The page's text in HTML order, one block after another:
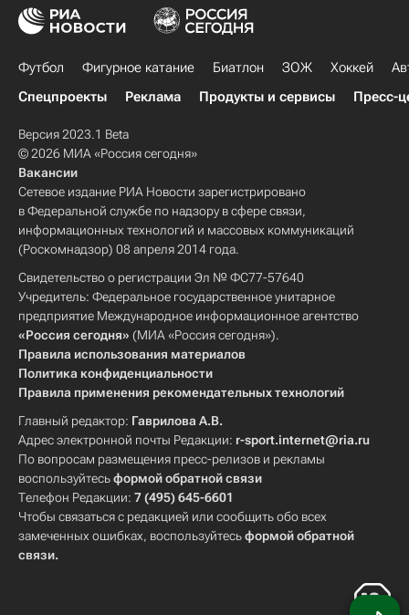
Футбол Фигурное катание Биатлон ЗОЖ Хоккей
Спецпроекты
Реклама Продукты и сервисы Пресс-
Версия 2023.1 Beta
© 2026 МИА «Россия сегодня»
Вакансии
Сетевое издание РИА Новости зарегистрировано
в Федеральной службе по надзору в сфере связи,
информационных технологий и массовых коммуникаций
(Роскомнадзор) 08 апреля 2014 года.
Свидетельство о регистрации Эл № ФС77-57640
Учредитель: Федеральное государственное унитарное
предприятие Международное информационное агентство
«Россия сегодня» (МИА «Россия сегодня»).
Правила использования материалов
Политика конфиденциальности
Правила применения рекомендательных технологий
Главный редактор: Гаврилова А.В.
Адрес электронной почты Редакции: r-sport.internet@ria.ru
По вопросам размещения пресс-релизов и рекламы
воспользуйтесьформой обратной связи
Телефон Редакции: 7 (495) 645-6601
Чтобы связаться с редакцией или сообщить обо всех
замеченных ошибках, воспользуйтесьформой обратной
связи.